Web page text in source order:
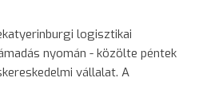
logisztikai
nyomán - közölte péntek
vállalat. A